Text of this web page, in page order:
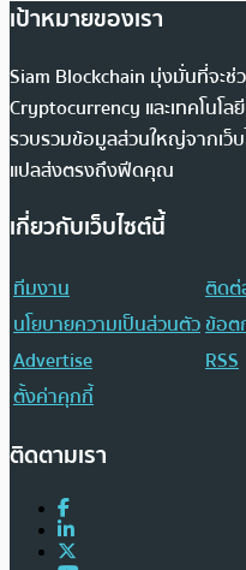
เป้าหมายของเรา
Siam Blockchain มุ่งมั่นที่จะช่
Cryptocurrency และเทคโนโ
รวบรวมข้อมูลส่วนใหญ่จากเว็บ
แปลส่งตรงถึงฟีดคุณ
เกี่ยวกับเว็บไซต์นี้
ทีมงาน
ติดต่
นโยบายความเป็นส่วนตัวข้อต
Advertise
RSS
ตั้งค่าคุกกี้
ติดตามเรา